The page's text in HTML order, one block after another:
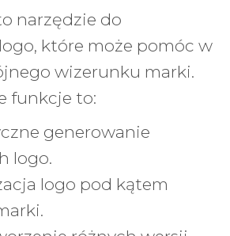
narzędzie do
które może pomóc w
wizerunku marki.
funkcje to:
generowanie
logo.
logo pod kątem